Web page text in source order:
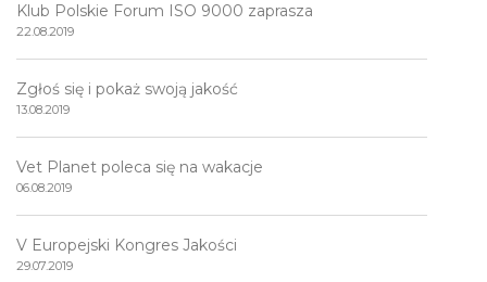
Klub Polskie Forum ISO 9000 zaprasza
22.08.2019
Zgłoś się i pokaż swoją jakość
13.08.2019
Vet Planet poleca się na wakacje
06.08.2019
V Europejski Kongres Jakości
29.07.2019